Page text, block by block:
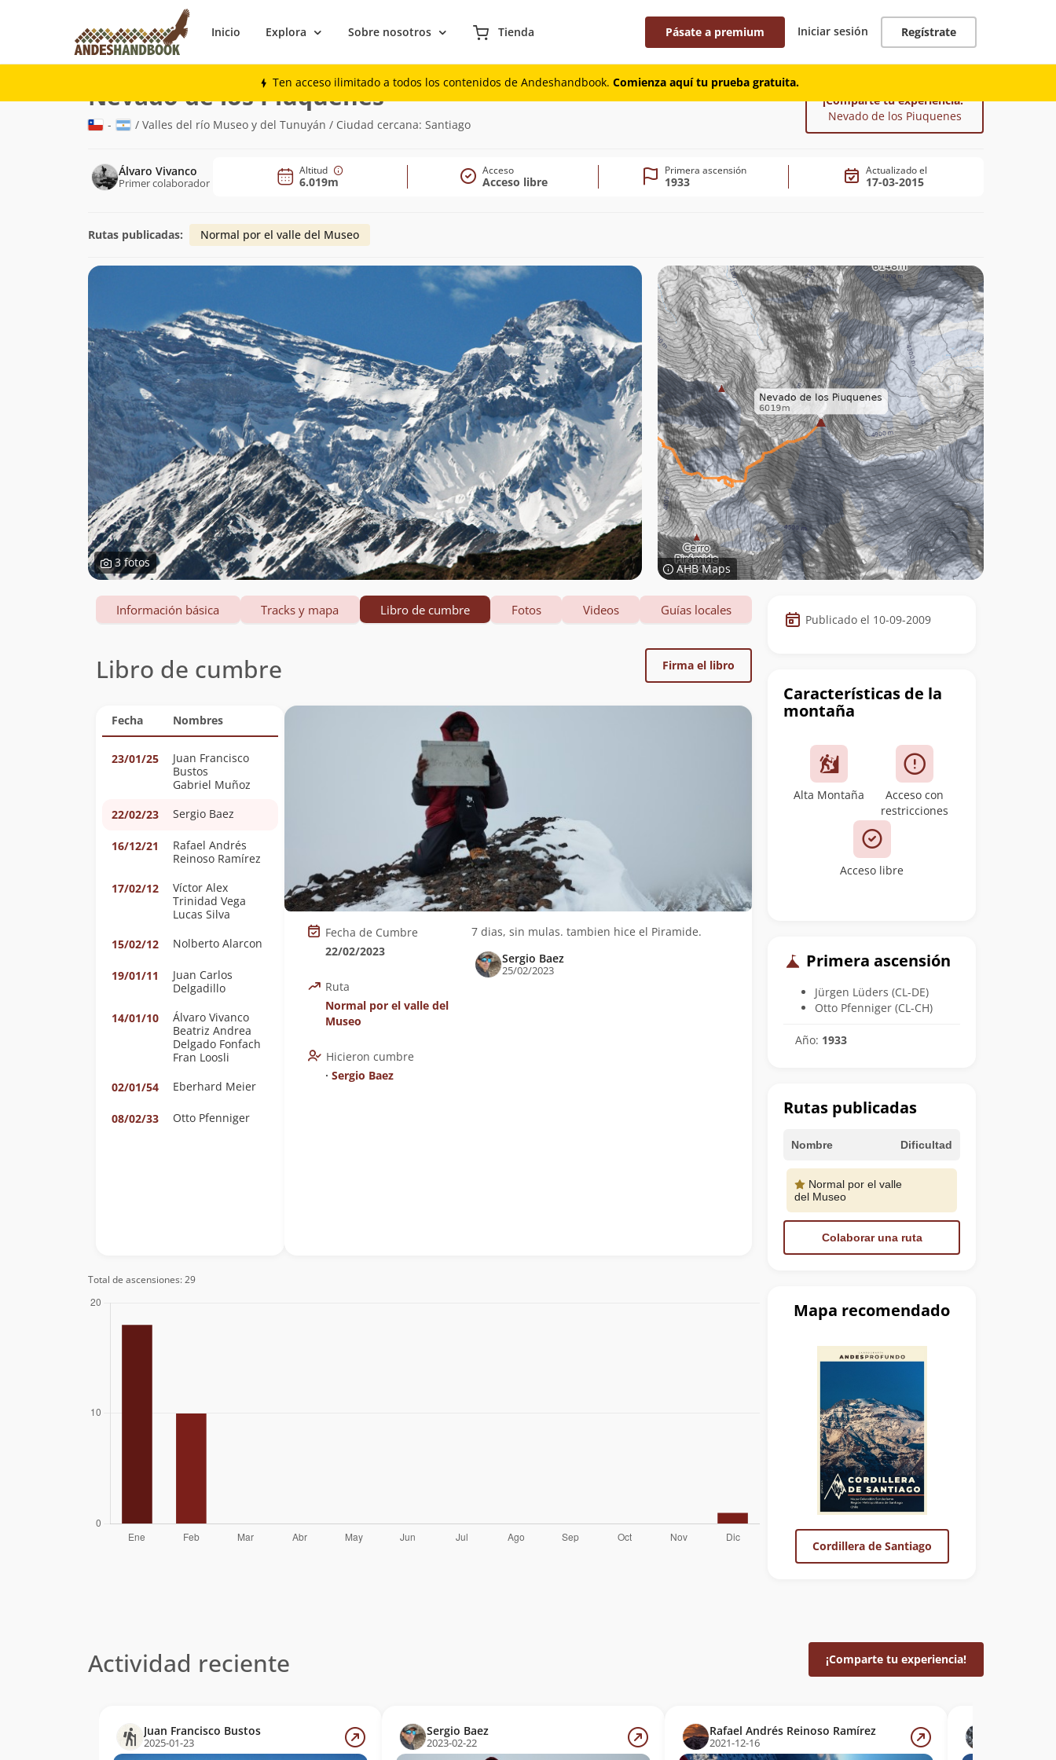
Inicio Explora Sobre nosotros Tienda Pásate a premium Iniciar sesión Regístrate
Ten acceso ilimitado a todos los contenidos de Andeshandbook. Comienza aquí tu prueba gratuita.
Montaña
Nevado de los Piuquenes(6.019m)
- / Valles del río Museo y del Tunuyán / Ciudad cercana: Santiago
¡Comparte tu experiencia!
Nevado de los Piuquenes
Álvaro Vivanco
Primer colaborador
Altitud
6.019m
Acceso
Acceso libre
Primera ascensión
1933
Actualizado el
17-03-2015
Rutas publicadas: Normal por el valle del Museo
3 fotos AHB Maps
Datos
de
cumbre
Publicado el 10-09-2009
Características de la
montaña
Alta Montaña
Acceso con
restricciones
Acceso libre
Primera ascensión
Jürgen Lüders (CL-DE)
Otto Pfenniger (CL-CH)
Año: 1933
Rutas publicadas
Nombre Dificultad
Normal por el valle
del Museo
Colaborar una ruta
Mapa recomendado
Cordillera de Santiago
Información básica Tracks y mapa Libro de cumbre Fotos Videos Guías locales
Libro de cumbre Firma el libro
Fecha Nombres
23/01/25
Juan Francisco
Bustos
Gabriel Muñoz
22/02/23
Sergio Baez
16/12/21
Rafael Andrés
Reinoso Ramírez
17/02/12
Víctor Alex
Trinidad Vega
Lucas Silva
15/02/12
Nolberto Alarcon
19/01/11
Juan Carlos
Delgadillo
14/01/10
Álvaro Vivanco
Beatriz Andrea
Delgado Fonfach
Fran Loosli
02/01/54
Eberhard Meier
08/02/33 Otto Pfenniger
Fecha de Cumbre
22/02/2023
Ruta
Normal por el valle del
Museo
Hicieron cumbre
∙ Sergio Baez
7 dias, sin mulas. tambien hice el Piramide.
Sergio Baez
25/02/2023
Total de ascensiones: 29
Actividad reciente ¡Comparte tu experiencia!
Juan Francisco Bustos
2025-01-23
Sergio Baez
2023-02-22
Rafael Andrés Reinoso Ramírez
2021-12-16